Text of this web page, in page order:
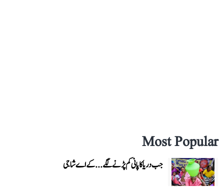
Most Popular
جب دریا کا پانی کم پڑنے لگے...کے اے شاجی